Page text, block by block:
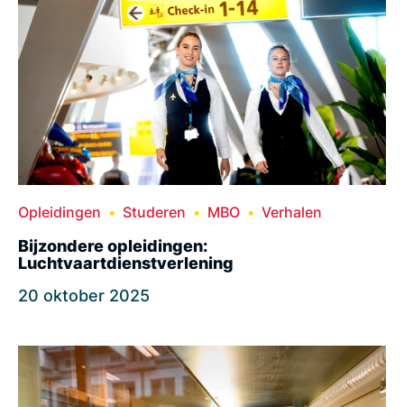
Opleidingen Studeren MBO Verhalen
Bijzondere opleidingen:
Luchtvaartdienstverlening
20 oktober 2025